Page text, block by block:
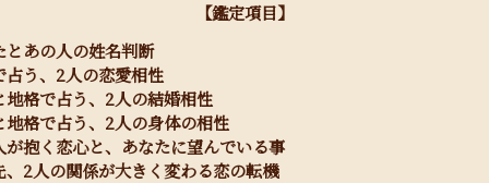
【鑑定項目】
とあの人の姓名判断
占う、2人の恋愛相性
地格で占う、2人の結婚相性
地格で占う、2人の身体の相性
が抱く恋心と、あなたに望んでいる事
、2人の関係が大きく変わる恋の転機